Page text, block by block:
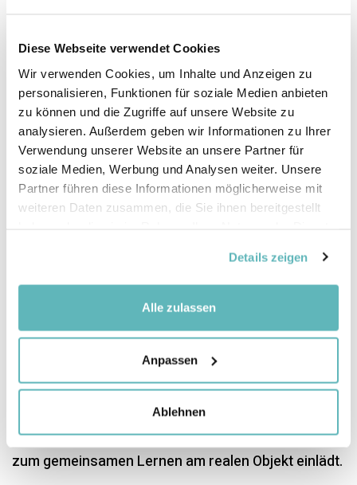
Diese Webseite verwendet Cookies
Wir verwenden Cookies, um Inhalte und Anzeigen zu
personalisieren, Funktionen für soziale Medien anbieten
zu können und die Zugriffe auf unsere Website zu
analysieren. Außerdem geben wir Informationen zu Ihrer
Verwendung unserer Website an unsere Partner für
soziale Medien, Werbung und Analysen weiter. Unsere
Partner führen diese Informationen möglicherweise mit
weiteren Daten zusammen, die Sie ihnen bereitgestellt
Details zeigen
Alle zulassen
Anpassen
Ablehnen
erweitert zudem die überfachlichen Kompetenzen,
die Bildung für Nachhaltige Entwicklung (BNE).
Ein naturnaher Spiel- und Pausenplatz ist ein
Schulzimmer, das über alle Zyklen hinweg zum
forschend-entdeckenden Lernen in der Natur und
zum gemeinsamen Lernen am realen Objekt einlädt.